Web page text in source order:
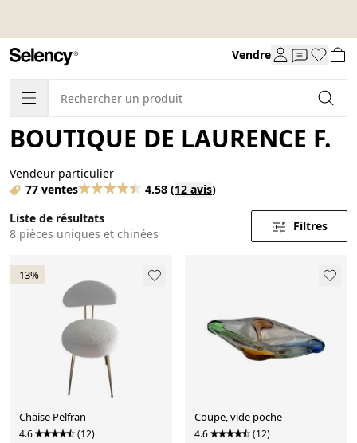
Vendre
BOUTIQUE DE LAURENCE F.
Vendeur particulier
77 ventes
4.58 (12 avis)
Liste de résultats
8 pièces uniques et chinées
Filtres
-13%
Chaise Pelfran
4.6 (12)
Coupe, vide poche
4.6 (12)